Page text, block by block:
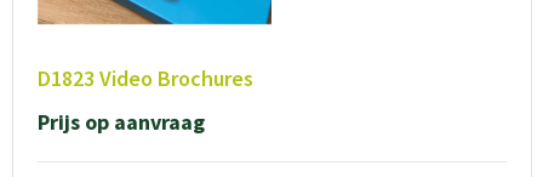
D1823 Video Brochures
Prijs op aanvraag